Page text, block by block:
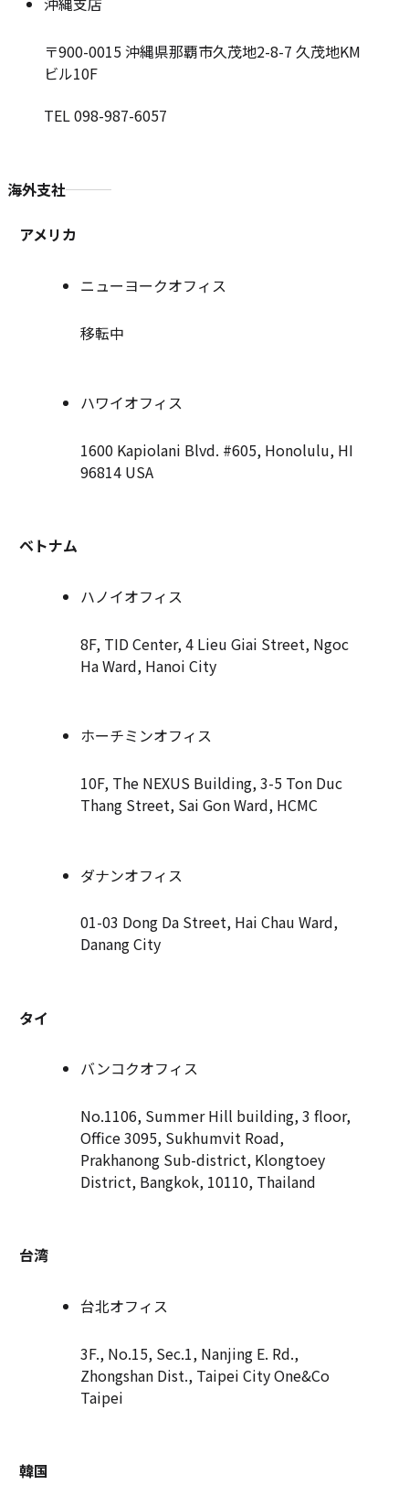
〒900-0015 沖縄県那覇市久茂地2-8-7 久茂地KM
ビル10F
TEL 098-987-6057
海外支社
アメリカ
ニューヨークオフィス
移転中
ハワイオフィス
1600 Kapiolani Blvd. #605, Honolulu, HI
96814 USA
ベトナム
ハノイオフィス
8F, TID Center, 4 Lieu Giai Street, Ngoc
Ha Ward, Hanoi City
ホーチミンオフィス
10F, The NEXUS Building, 3-5 Ton Duc
Thang Street, Sai Gon Ward, HCMC
ダナンオフィス
01-03 Dong Da Street, Hai Chau Ward,
Danang City
タイ
バンコクオフィス
No.1106, Summer Hill building, 3 floor,
Office 3095, Sukhumvit Road,
Prakhanong Sub-district, Klongtoey
District, Bangkok, 10110, Thailand
台湾
台北オフィス
3F., No.15, Sec.1, Nanjing E. Rd.,
Zhongshan Dist., Taipei City One&Co
Taipei
韓国